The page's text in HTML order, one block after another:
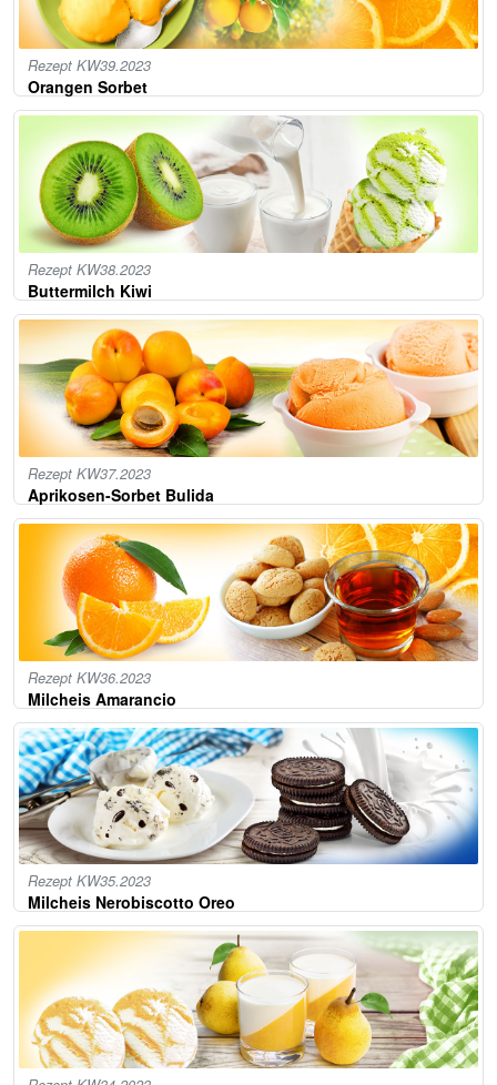
Rezept KW39.2023
Orangen Sorbet
Rezept KW38.2023
Buttermilch Kiwi
Rezept KW37.2023
Aprikosen-Sorbet Bulida
Rezept KW36.2023
Milcheis Amarancio
Rezept KW35.2023
Milcheis Nerobiscotto Oreo